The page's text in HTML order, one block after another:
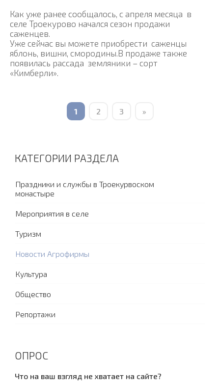
Как уже ранее сообщалось, с апреля месяца в
селе Троекурово начался сезон продажи
саженцев.
Уже сейчас вы можете приобрести саженцы
яблонь, вишни, смородины.В продаже также
появилась рассада земляники – сорт
«Кимберли».
1 2 3 »
КАТЕГОРИИ РАЗДЕЛА
Праздники и службы в Троекурвоском
монастыре
Мероприятия в селе
Туризм
Новости Агрофирмы
Культура
Общество
Репортажи
ОПРОС
Что на ваш взгляд не хватает на сайте?